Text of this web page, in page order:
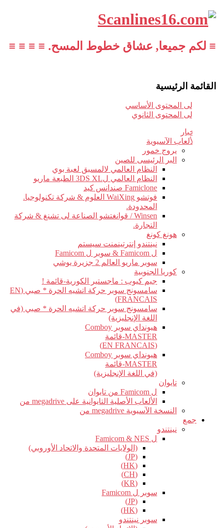
≡ لكم جميعا, عشاق خطوط المسح. ≡ ≡ ≡ ≡
القائمة الرئيسية
تخطي إلى المحتوى الأساسي
تخطي إلى المحتوى الثانوي
أخبار
الألعاب الآسيوية
يروج خمور
البر الرئيسى للصين
النظام العالمي لالمسبق لعبة بوي
النظام العالمي ل3DS XL الطبعة ماريو
Famiclone صندانس كيد
فوتشو WaiXing العلوم & شركة تكنولوجيا.
المحدودة.
Winsen / قوانغتشو الصناعة لى تشنغ & شركة
التجارة.
هونغ كونغ
نينتندو إنترتينمنت سيستم
ل Famicom & سوبر ل Famicom
سوبر ماريو العالم 2 جزيرة يوشي
كوريا الجنوبية
جيم كيوب : ماجستير الكورية-قائمة !
سامسونج سوبر حركة اتشيه الحرة * صبي (EN
FRANCAIS)
سامسونج سوبر حركة اتشيه الحرة * صبي (في
اللغة الإنجليزية)
هيونداي سوبر Comboy
MASTER-قائمة
(EN FRANCAIS)
هيونداي سوبر Comboy
MASTER-قائمة
(في اللغة الإنجليزية)
تايوان
ل Famicom من تايوان
الألعاب الأصلية التايوانية على megadrive من
النسخة الآسيوية megadrive من
جمع
نينتندو
ل Famicom & NES
(الولايات المتحدة والاتحاد الأوروبي)
(JP)
(HK)
(CH)
(KR)
سوبر ل Famicom
(JP)
(HK)
سوبر نينتندو